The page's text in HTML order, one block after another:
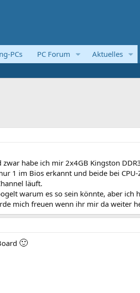
PCs PC Forum Aktuelles
habe ich mir 2x4GB Kingston
1 im Bios erkannt und beide bei
läuft.
warum es so sein könnte, aber ich
mich freuen wenn ihr mir da weiter
🙂